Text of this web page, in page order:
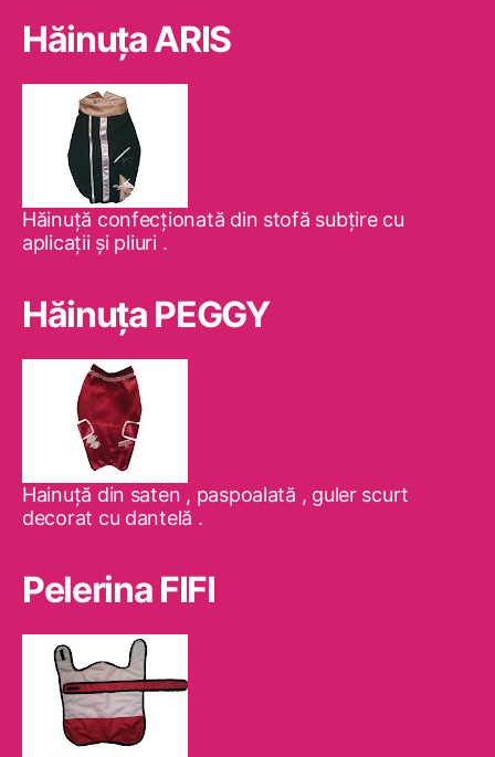
Hăinuţa ARIS
Hăinuţă confecţionată din stofă subţire cu
aplicaţii şi pliuri .
Hăinuţa PEGGY
Hainuţă din saten , paspoalată , guler scurt
decorat cu dantelă .
Pelerina FIFI